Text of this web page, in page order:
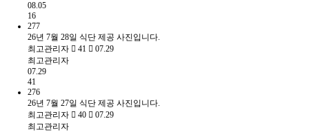
08.05
16
277
26년 7월 28일 식단 제공 사진입니다.
최고관리자
41
07.29
최고관리자
07.29
41
276
26년 7월 27일 식단 제공 사진입니다.
최고관리자
40
07.29
최고관리자